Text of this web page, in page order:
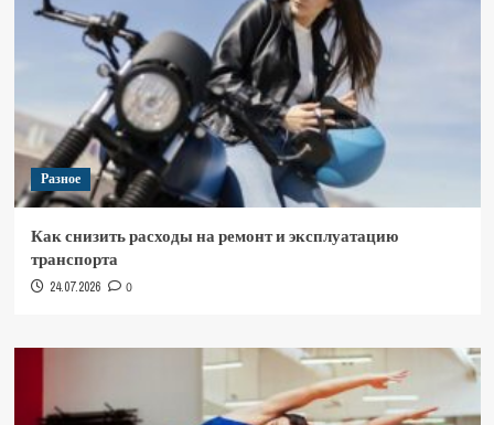
Разное
Как снизить расходы на ремонт и эксплуатацию
транспорта
24.07.2026 0